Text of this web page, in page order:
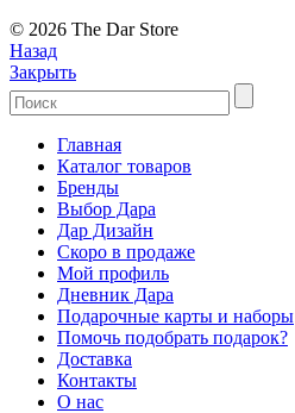
© 2026 The Dar Store
Назад
Закрыть
Главная
Каталог товаров
Бренды
Выбор Дара
Дар Дизайн
Скоро в продаже
Мой профиль
Дневник Дара
Подарочные карты и наборы
Помочь подобрать подарок?
Доставка
Контакты
О нас